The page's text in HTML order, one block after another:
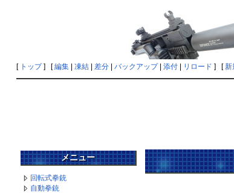
[ トップ] [編集| 凍結| 差分| バックアップ| 添付| リロード ] [新
メニュー
回転式拳銃
自動拳銃